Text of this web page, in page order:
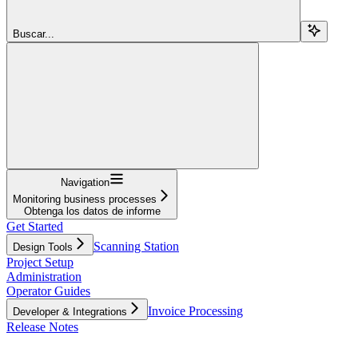
Buscar...
Navigation
Monitoring business processes
Obtenga los datos de informe
Get Started
Design Tools
Scanning Station
Project Setup
Administration
Operator Guides
Developer & Integrations
Invoice Processing
Release Notes